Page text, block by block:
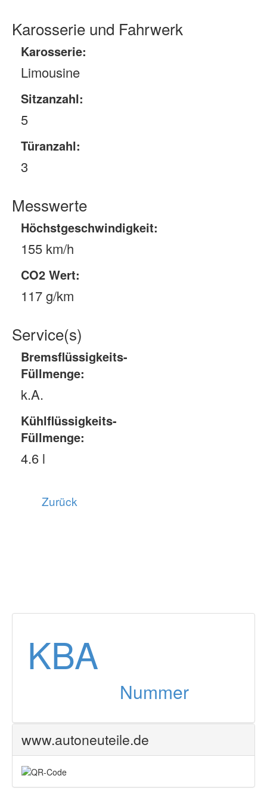
Karosserie und Fahrwerk
Karosserie:
Limousine
Sitzanzahl:
5
Türanzahl:
3
Messwerte
Höchstgeschwindigkeit:
155 km/h
CO2 Wert:
117 g/km
Service(s)
Bremsflüssigkeits-
Füllmenge:
k.A.
Kühlflüssigkeits-
Füllmenge:
4.6 l
Zurück
KBA
Nummer
www.autoneuteile.de